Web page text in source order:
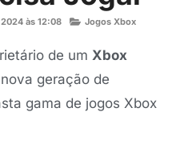
às 12:08 Jogos Xbox
de umXbox
geração de
gama de jogos Xbox